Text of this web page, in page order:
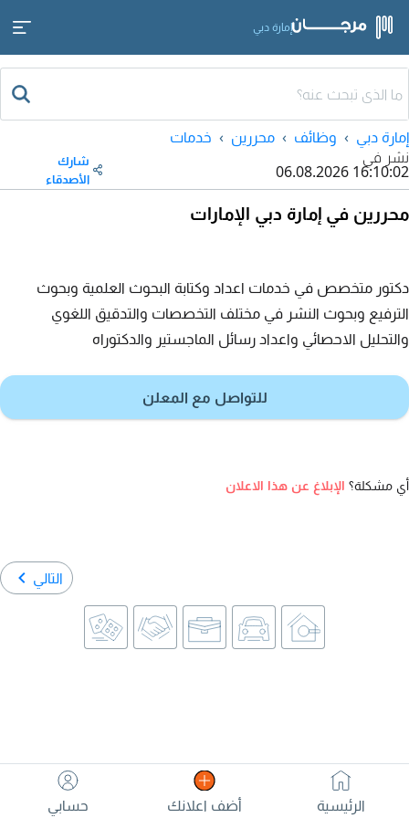
إمارة دبي
إمارة دبي وظائف محررين
خدمات
نشر في
06.08.2026 16:10:02
شارك
الأصدقاء
محررين في إمارة دبي الإمارات
دكتور متخصص في خدمات اعداد وكتابة البحوث العلمية وبحوث
الترفيع وبحوث النشر في مختلف التخصصات والتدقيق اللغوي
والتحليل الاحصائي واعداد رسائل الماجستير والدكتوراه
للتواصل مع المعلن
أي مشكلة؟ الإبلاغ عن هذا الاعلان
التالي
الرئيسية أضف اعلانك حسابي